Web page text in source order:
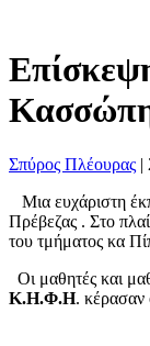
Σπύρος Πλέουρας |
Μια ευχάριστη
Πρέβεζας . Στο
του τμήματος κα
Οι μαθητές και
Κ.Η.Φ.Η. κέρασαν